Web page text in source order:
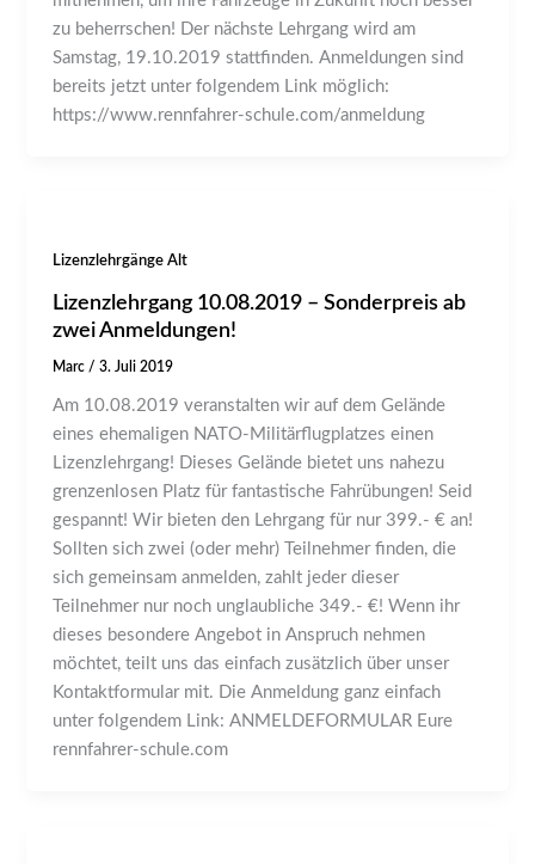
zu beherrschen! Der nächste Lehrgang wird am
Samstag, 19.10.2019 stattfinden. Anmeldungen sind
bereits jetzt unter folgendem Link möglich:
https://www.rennfahrer-schule.com/anmeldung
Lizenzlehrgänge Alt
Lizenzlehrgang 10.08.2019 – Sonderpreis ab
zwei Anmeldungen!
Marc /3. Juli 2019
Am 10.08.2019 veranstalten wir auf dem Gelände
eines ehemaligen NATO-Militärflugplatzes einen
Lizenzlehrgang! Dieses Gelände bietet uns nahezu
grenzenlosen Platz für fantastische Fahrübungen! Seid
gespannt! Wir bieten den Lehrgang für nur 399.- € an!
Sollten sich zwei (oder mehr) Teilnehmer finden, die
sich gemeinsam anmelden, zahlt jeder dieser
Teilnehmer nur noch unglaubliche 349.- €! Wenn ihr
dieses besondere Angebot in Anspruch nehmen
möchtet, teilt uns das einfach zusätzlich über unser
Kontaktformular mit. Die Anmeldung ganz einfach
unter folgendem Link: ANMELDEFORMULAR Eure
rennfahrer-schule.com